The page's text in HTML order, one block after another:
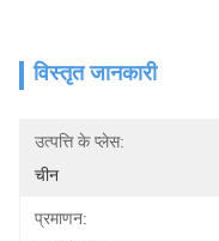
विस्तृत जानकारी
उत्पत्ति के प्लेस:
चीन
प्रमाणन: